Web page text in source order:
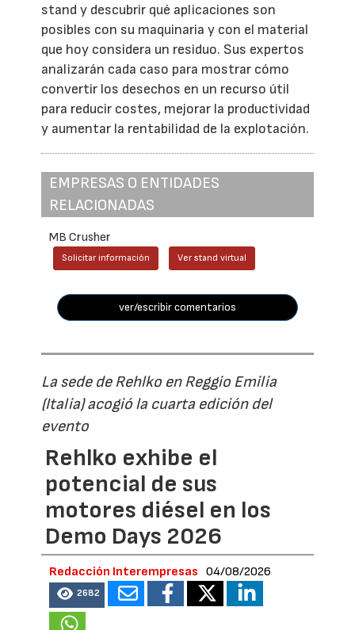
stand y descubrir qué aplicaciones son
posibles con su maquinaria y con el material
que hoy considera un residuo. Sus expertos
analizarán cada caso para mostrar cómo
convertir los desechos en un recurso útil
para reducir costes, mejorar la productividad
y aumentar la rentabilidad de la explotación.
EMPRESAS O ENTIDADES
RELACIONADAS
MB Crusher
Solicitar información Ver stand virtual
ver/escribir comentarios
La sede de Rehlko en Reggio Emilia
(Italia) acogió la cuarta edición del
evento
Rehlko exhibe el
potencial de sus
motores diésel en los
Demo Days 2026
Redacción Interempresas 04/08/2026
2682